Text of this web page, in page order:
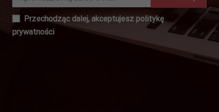
Przechodząc dalej, akceptujesz politykę
prywatności